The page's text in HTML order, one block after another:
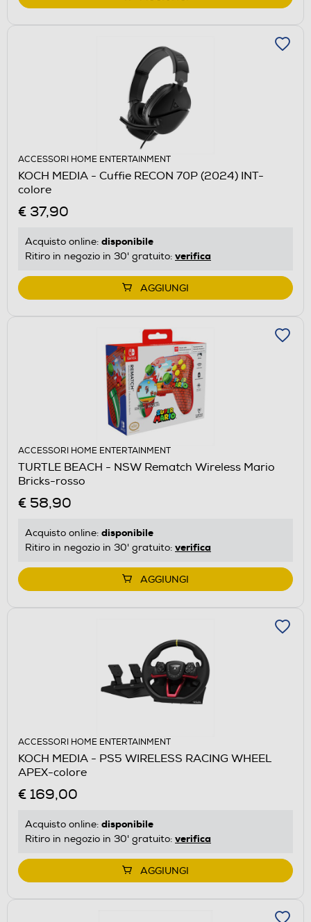
ACCESSORI HOME ENTERTAINMENT
KOCH MEDIA - Cuffie RECON 70P (2024) INT-
colore
€ 37,90
Acquisto online: disponibile
Ritiro in negozio in 30' gratuito: verifica
AGGIUNGI
ACCESSORI HOME ENTERTAINMENT
TURTLE BEACH - NSW Rematch Wireless Mario
Bricks-rosso
€ 58,90
Acquisto online: disponibile
Ritiro in negozio in 30' gratuito: verifica
AGGIUNGI
ACCESSORI HOME ENTERTAINMENT
KOCH MEDIA - PS5 WIRELESS RACING WHEEL
APEX-colore
€ 169,00
Acquisto online: disponibile
Ritiro in negozio in 30' gratuito: verifica
AGGIUNGI